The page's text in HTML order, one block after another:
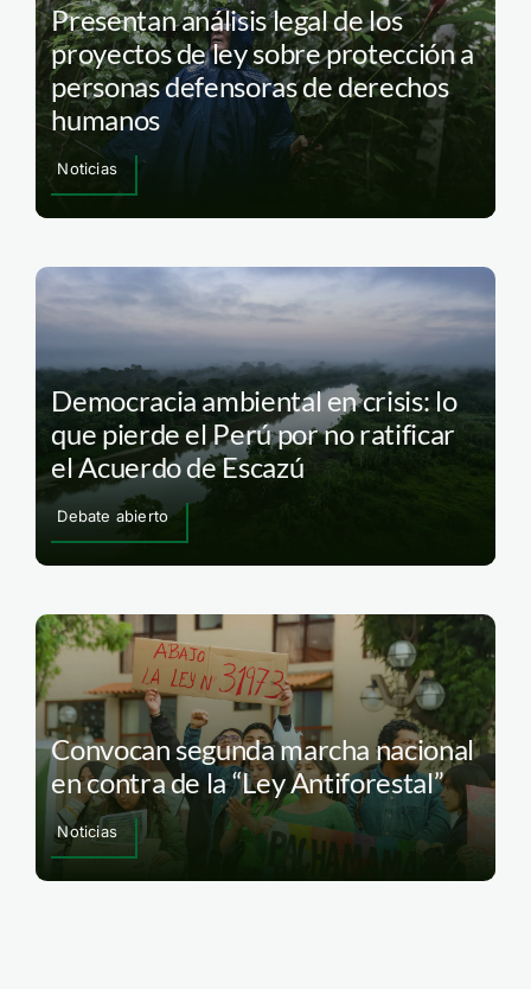
Presentan análisis legal de los
proyectos de ley sobre protección a
personas defensoras de derechos
humanos
Noticias
Democracia ambiental en crisis: lo
que pierde el Perú por no ratificar
el Acuerdo de Escazú
Debate abierto
Convocan segunda marcha nacional
en contra de la “Ley Antiforestal”
Noticias